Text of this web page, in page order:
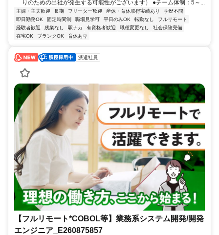
りのための出社が発生する可能性がございます） ●チーム体制：5～...
主婦・主夫歓迎 長期 フリーター歓迎 産休・育休取得実績あり
学歴不問
即日勤務OK
固定時間制 職場見学可 平日のみOK 転勤なし
フルリモート
経験者歓迎
残業なし 駅ナカ 有資格者歓迎 職種変更なし
社会保険完備
在宅OK
ブランクOK 育休あり
派遣社員
【フルリモート*COBOL等】業務系システム開発/開発
エンジニア_E260875857